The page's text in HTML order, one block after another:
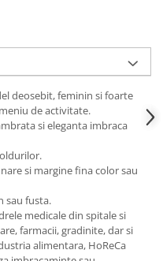
deosebit, feminin si foarte
de activitate.
si eleganta imbraca
si margine fina color sau
sau fusta.
medicale din spitale si
farmacii, gradinite, dar si
alimentara, HoReCa